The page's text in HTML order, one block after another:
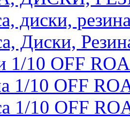
диски,
Диски,
1/10 OFF
1/10 OFF
1/10 OFF